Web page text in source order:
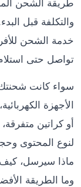
طريقة الشحن
والتكلفة قبل
خدمة الشحن
تواصل حتى
سواء كانت
الأجهزة
أو كراتين
لنوع المحتوى
ماذا سيرسل، كيف
وما الطريقة